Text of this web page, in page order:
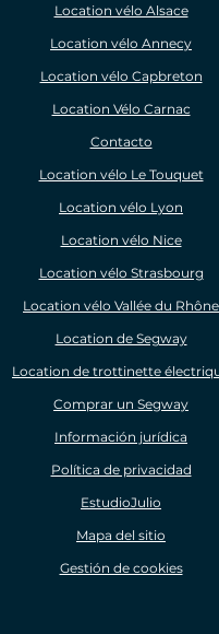
Location vélo Alsace
Location vélo Annecy
Location vélo Capbreton
Location Vélo Carnac
Contacto
Location vélo Le Touquet
Location vélo Lyon
Location vélo Nice
Location vélo Strasbourg
Location vélo Vallée du Rhône
Location de Segway
Location de trottinette
Comprar un Segway
Información jurídica
Política de privacidad
EstudioJulio
Mapa del sitio
Gestión de cookies